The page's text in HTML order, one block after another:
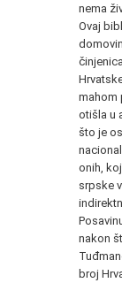
nema
Ovaj
mahom
otišla u
što je
onih,
srpske
nakon
broj